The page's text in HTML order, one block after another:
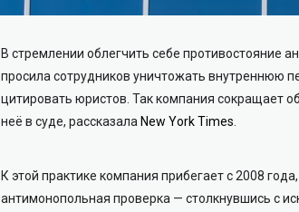
В стремлении облегчить себе противостояние
просила сотрудников уничтожать внутреннюю
цитировать юристов. Так компания сокращает
неё в суде, рассказала New York Times
К этой практике компания прибегает с 2008
антимонопольная проверка — столкнувшись с